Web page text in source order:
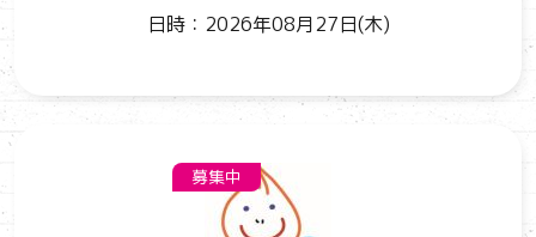
日時：2026年08月27日(木)
募集中